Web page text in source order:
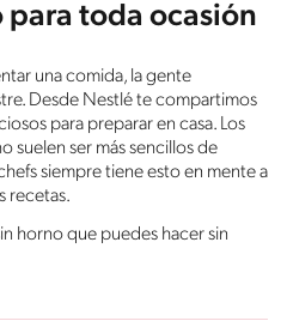
para toda ocasión
una comida, la gente
Desde Nestlé te compartimos
para preparar en casa. Los
suelen ser más sencillos de
siempre tiene esto en mente a
recetas.
horno que puedes hacer sin